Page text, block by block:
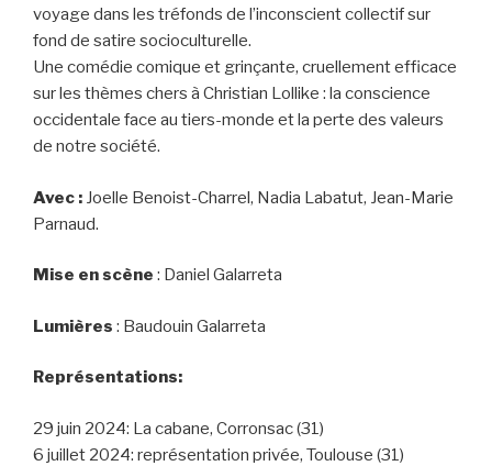
voyage dans les tréfonds de l’inconscient collectif sur
fond de satire socioculturelle.
Une comédie comique et grinçante, cruellement efficace
sur les thèmes chers à Christian Lollike : la conscience
occidentale face au tiers-monde et la perte des valeurs
de notre société.
Avec : Joelle Benoist-Charrel, Nadia Labatut, Jean-Marie
Parnaud.
Mise en scène : Daniel Galarreta
Lumières : Baudouin Galarreta
Représentations:
29 juin 2024: La cabane, Corronsac (31)
6 juillet 2024: représentation privée, Toulouse (31)